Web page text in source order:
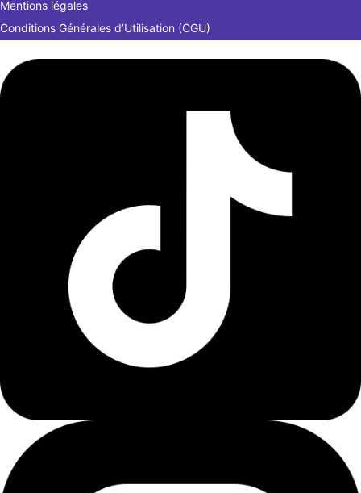
Mentions légales
Conditions Générales d’Utilisation (CGU)